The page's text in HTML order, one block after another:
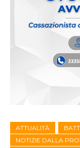
ATTUALITÀ
NOTIZIE DALLA